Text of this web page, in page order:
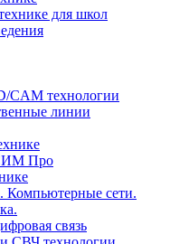
для школ
технологии
линии
Про
Компьютерные сети.
связь